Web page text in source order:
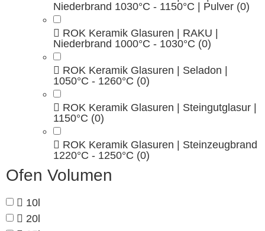
Niederbrand 1030°C - 1150°C | Pulver (0)
ROK Keramik Glasuren | RAKU |
Niederbrand 1000°C - 1030°C (0)
ROK Keramik Glasuren | Seladon |
1050°C - 1260°C (0)
ROK Keramik Glasuren | Steingutglasur |
1150°C (0)
ROK Keramik Glasuren | Steinzeugbrand
1220°C - 1250°C (0)
Ofen Volumen
10l
20l